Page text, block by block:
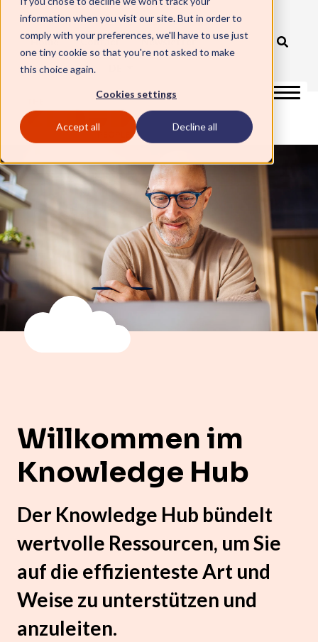
information when you visit our site. But in order to
comply with your preferences, we'll have to use just
one tiny cookie so that you're not asked to make
this choice again.
Cookies settings
Accept all Decline all
ServiceNow Elite Partner
Home
Contact Newsletter
Willkommen im
Knowledge Hub
Der Knowledge Hub bündelt
wertvolle Ressourcen, um Sie
auf die effizienteste Art und
Weise zu unterstützen und
anzuleiten.